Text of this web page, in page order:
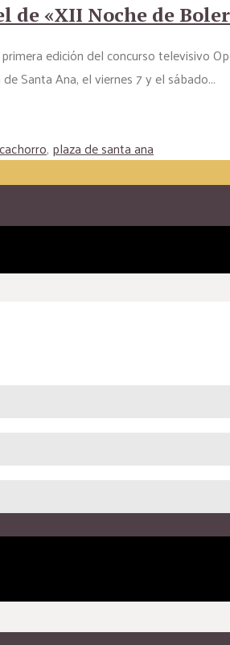
«XII Noche de
edición del concurso televisivo
Santa Ana, el viernes 7 y el sábado...
, plaza de santa ana